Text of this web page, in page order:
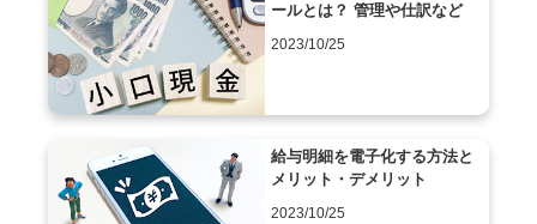
ールとは？ 管理や仕訳など
2023/10/25
給与明細を電子化する方法と
メリット・デメリット
2023/10/25